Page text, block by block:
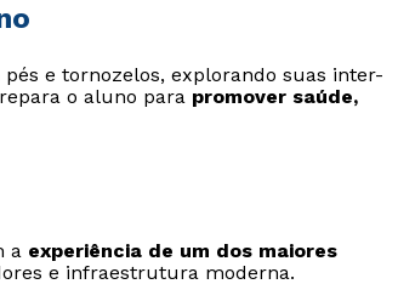
e tornozelos, explorando suas inter-
o aluno para promover saúde,
a experiência de um dos maiores
e infraestrutura moderna.